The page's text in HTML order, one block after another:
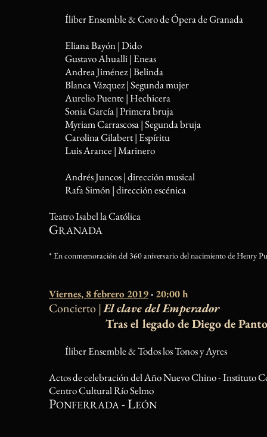
Íliber Ensemble & Coro de Ópera de Granada
Eliana Bayón | Dido
Gustavo Ahualli | Eneas
Andrea Jiménez | Belinda
Blanca Vázquez | Segunda mujer
Aurelio Puente | Hechicera
Sonia García | Primera bruja
Myriam Carrascosa | Segunda bruja
Carolina Gilabert | Espíritu
Luis Arance | Marinero
Andrés Juncos | dirección musical
Rafa Simón | dirección escénica
Teatro Isabel la Católica
GRANADA
* En conmemoración del 360 aniversario del nacimiento de Henry
Viernes, 8 febrero 2019· 20:00 h
Concierto |El clave del Emperador
Tras el legado de Diego de
Íliber Ensemble & Todos los Tonos y Ayres
Actos de celebración del Año Nuevo Chino - Instituto
Centro Cultural Río Selmo
PONFERRADA- LEÓN